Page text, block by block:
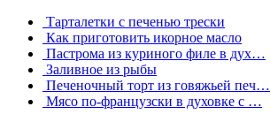
Тарталетки с печенью трески
Как приготовить икорное масло
Пастрома из куриного филе в дух…
Заливное из рыбы
Печеночный торт из говяжьей печ…
Мясо по-французски в духовке с …